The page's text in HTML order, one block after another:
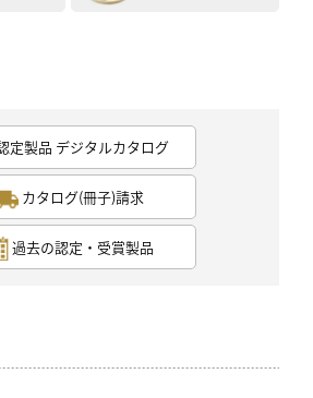
定製品 デジタルカタログ
カタログ(冊子)請求
過去の認定・受賞製品